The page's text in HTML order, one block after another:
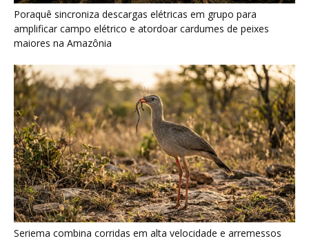
Seriema combina corridas em alta velocidade e arremessos
contra rochas para imobilizar serpentes peçonhentas no
cerrado
Serpente escavadora brasileira Tametara mirim reescreve a
evolução dos répteis